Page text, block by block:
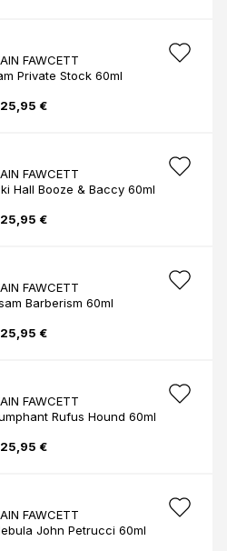
FAWCETT
Private Stock 60ml
25,95 €
FAWCETT
Hall Booze & Baccy 60ml
25,95 €
FAWCETT
Barberism 60ml
25,95 €
FAWCETT
Rufus Hound 60ml
25,95 €
FAWCETT
John Petrucci 60ml